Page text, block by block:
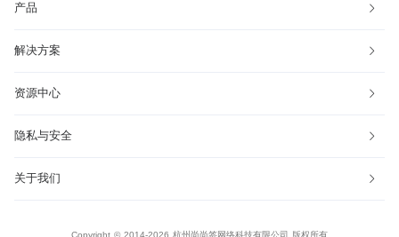
产品
解决方案
资源中心
隐私与安全
关于我们
Copyright © 2014-2026 杭州尚尚签网络科技有限公司 版权所有